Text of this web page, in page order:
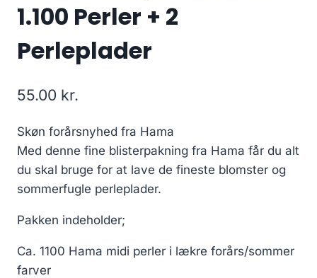
1.100 Perler + 2
Perleplader
55.00 kr.
Skøn forårsnyhed fra Hama
Med denne fine blisterpakning fra Hama får du alt
du skal bruge for at lave de fineste blomster og
sommerfugle perleplader.
Pakken indeholder;
Ca. 1100 Hama midi perler i lækre forårs/sommer
farver